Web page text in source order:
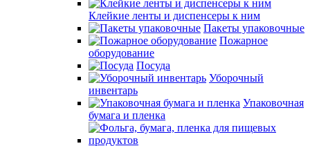
Клейкие ленты и диспенсеры к ним
Пакеты упаковочные
Пожарное
оборудование
Посуда
Уборочный
инвентарь
Упаковочная
бумага и пленка